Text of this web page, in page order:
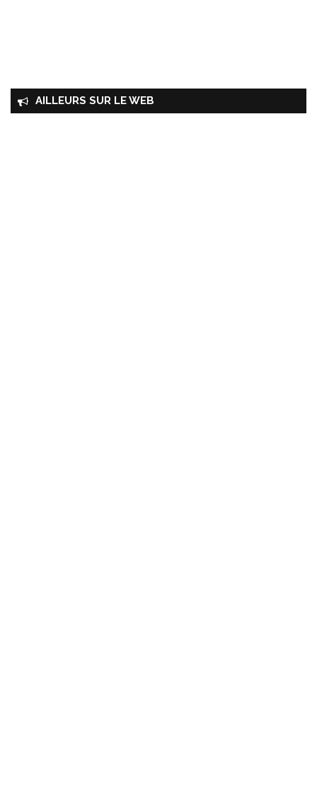
AILLEURS SUR LE WEB